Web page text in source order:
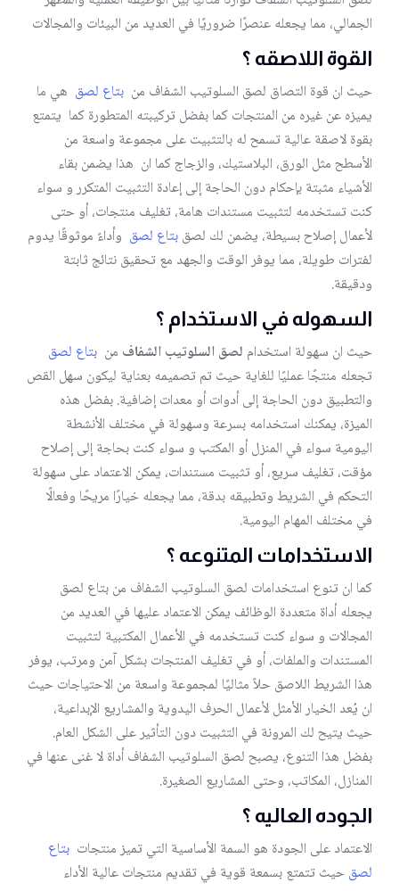
الجمالي، مما يجعله عنصرًا ضروريًا في العديد من البيئات والمجالات
القوة اللاصقه ؟
حيث ان قوة التصاق لصق السلوتيب الشفاف من بتاع لصق هي ما
يميزه عن غيره من المنتجات كما بفضل تركيبته المتطورة كما يتمتع
بقوة لاصقة عالية تسمح له بالتثبيت على مجموعة واسعة من
الأسطح مثل الورق، البلاستيك، والزجاج كما ان هذا يضمن بقاء
الأشياء مثبتة بإحكام دون الحاجة إلى إعادة التثبيت المتكرر و سواء
كنت تستخدمه لتثبيت مستندات هامة، تغليف منتجات، أو حتى
لأعمال إصلاح بسيطة، يضمن لك لصقبتاع لصق وأداءً موثوقًا يدوم
لفترات طويلة، مما يوفر الوقت والجهد مع تحقيق نتائج ثابتة
ودقيقة.
السهوله في الاستخدام ؟
حيث ان سهولة استخدام لصق السلوتيب الشفاف من بتاع لصق
تجعله منتجًا عمليًا للغاية حيث تم تصميمه بعناية ليكون سهل القص
والتطبيق دون الحاجة إلى أدوات أو معدات إضافية. بفضل هذه
الميزة، يمكنك استخدامه بسرعة وسهولة في مختلف الأنشطة
اليومية سواء في المنزل أو المكتب و سواء كنت بحاجة إلى إصلاح
مؤقت، تغليف سريع، أو تثبيت مستندات، يمكن الاعتماد على سهولة
التحكم في الشريط وتطبيقه بدقة، مما يجعله خيارًا مريحًا وفعالًا
في مختلف المهام اليومية.
الاستخدامات المتنوعه ؟
كما ان تنوع استخدامات لصق السلوتيب الشفاف من بتاع لصق
يجعله أداة متعددة الوظائف يمكن الاعتماد عليها في العديد من
المجالات و سواء كنت تستخدمه في الأعمال المكتبية لتثبيت
المستندات والملفات، أو في تغليف المنتجات بشكل آمن ومرتب، يوفر
هذا الشريط اللاصق حلاً مثاليًا لمجموعة واسعة من الاحتياجات حيث
ان يُعد الخيار الأمثل لأعمال الحرف اليدوية والمشاريع الإبداعية،
حيث يتيح لك المرونة في التثبيت دون التأثير على الشكل العام.
بفضل هذا التنوع، يصبح لصق السلوتيب الشفاف أداة لا غنى عنها في
المنازل، المكاتب، وحتى المشاريع الصغيرة.
الجوده العاليه ؟
الاعتماد على الجودة هو السمة الأساسية التي تميز منتجات بتاع
لصقحيث تتمتع بسمعة قوية في تقديم منتجات عالية الأداء